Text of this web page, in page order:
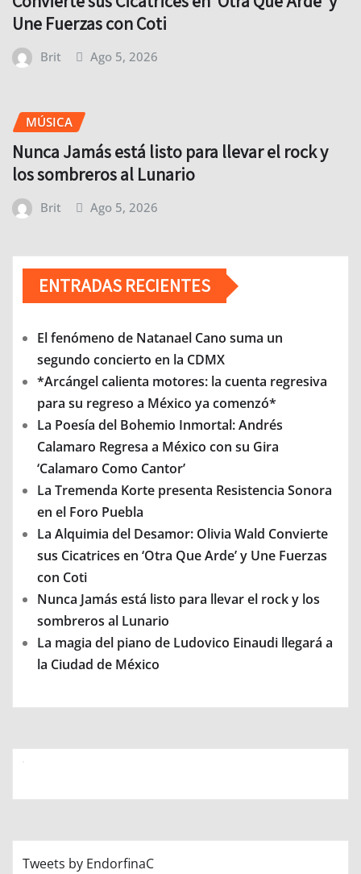
Une Fuerzas con Coti
Brit Ago 5, 2026
MÚSICA
Nunca Jamás está listo para llevar el rock y
los sombreros al Lunario
Brit Ago 5, 2026
ENTRADAS RECIENTES
El fenómeno de Natanael Cano suma un
segundo concierto en la CDMX
*Arcángel calienta motores: la cuenta regresiva
para su regreso a México ya comenzó*
La Poesía del Bohemio Inmortal: Andrés
Calamaro Regresa a México con su Gira
‘Calamaro Como Cantor’
La Tremenda Korte presenta Resistencia Sonora
en el Foro Puebla
La Alquimia del Desamor: Olivia Wald Convierte
sus Cicatrices en ‘Otra Que Arde’ y Une Fuerzas
con Coti
Nunca Jamás está listo para llevar el rock y los
sombreros al Lunario
La magia del piano de Ludovico Einaudi llegará a
la Ciudad de México
Tweets by EndorfinaC